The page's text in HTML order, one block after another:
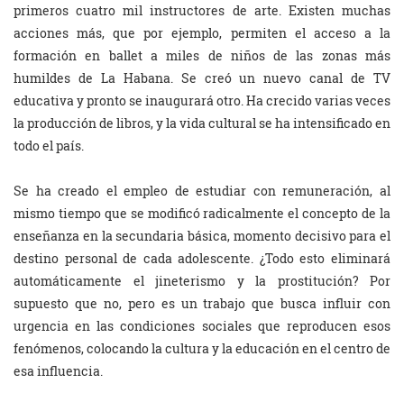
primeros cuatro mil instructores de arte. Existen muchas
acciones más, que por ejemplo, permiten el acceso a la
formación en ballet a miles de niños de las zonas más
humildes de La Habana. Se creó un nuevo canal de TV
educativa y pronto se inaugurará otro. Ha crecido varias veces
la producción de libros, y la vida cultural se ha intensificado en
todo el país.
Se ha creado el empleo de estudiar con remuneración, al
mismo tiempo que se modificó radicalmente el concepto de la
enseñanza en la secundaria básica, momento decisivo para el
destino personal de cada adolescente. ¿Todo esto eliminará
automáticamente el jineterismo y la prostitución? Por
supuesto que no, pero es un trabajo que busca influir con
urgencia en las condiciones sociales que reproducen esos
fenómenos, colocando la cultura y la educación en el centro de
esa influencia.